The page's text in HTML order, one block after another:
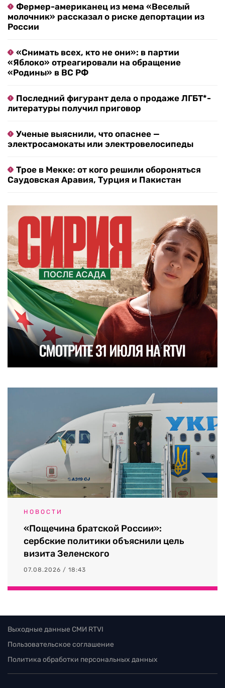
Фермер-американец из мема «Веселый
молочник» рассказал о риске депортации из
России
«Снимать всех, кто не они»: в партии
«Яблоко» отреагировали на обращение
«Родины» в ВС РФ
Последний фигурант дела о продаже ЛГБТ*-
литературы получил приговор
Ученые выяснили, что опаснее —
электросамокаты или электровелосипеды
Трое в Мекке: от кого решили обороняться
Саудовская Аравия, Турция и Пакистан
НОВОСТИ
«Пощечина братской России»:
сербские политики объяснили цель
визита Зеленского
07.08.2026 / 18:43
Выходные данные СМИ RTVI
Пользовательское соглашение
Политика обработки персональных данных